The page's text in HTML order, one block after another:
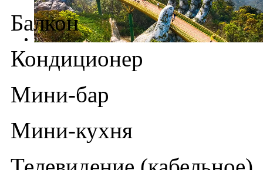
Балкон
Кондиционер
Мини-бар
Мини-кухня